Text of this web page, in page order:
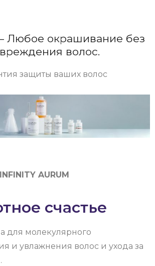
Любое окрашивание без
волос.
защиты ваших волос
AURUM
счастье
для молекулярного
и увлажнения волос и ухода за